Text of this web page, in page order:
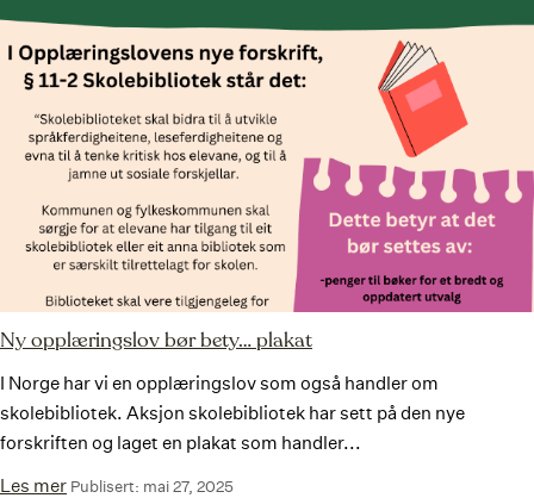
Ny opplæringslov bør bety… plakat
I Norge har vi en opplæringslov som også handler om
skolebibliotek. Aksjon skolebibliotek har sett på den nye
forskriften og laget en plakat som handler...
Les mer Publisert: mai 27, 2025